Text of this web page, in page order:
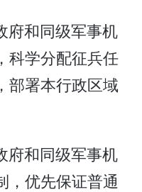
府和同级军事机
科学分配征兵任
部署本行政区域
府和同级军事机
，优先保证普通